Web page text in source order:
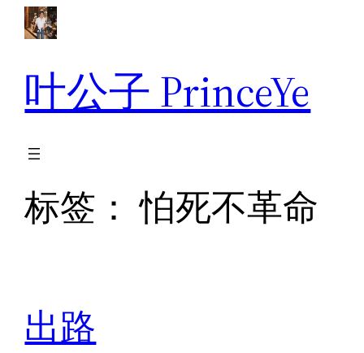
叶公子 PrinceYe
标签：怕死不革命
出路